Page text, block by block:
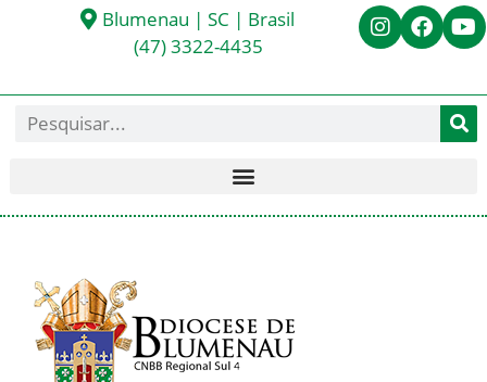
Blumenau | SC | Brasil
(47) 3322-4435